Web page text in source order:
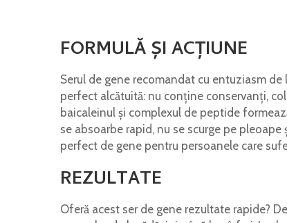
FORMULĂ ȘI ACȚIUNE
Serul de gene recomandat cu entuziasm
perfect alcătuită: nu conține conservanți,
baicaleinul și complexul de peptide
se absoarbe rapid, nu se scurge pe
perfect de gene pentru persoanele care
REZULTATE
Oferă acest ser de gene rezultate rapide?